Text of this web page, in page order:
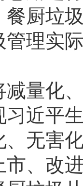
餐厨垃
管理实
化、
习近平
、无害
市、改